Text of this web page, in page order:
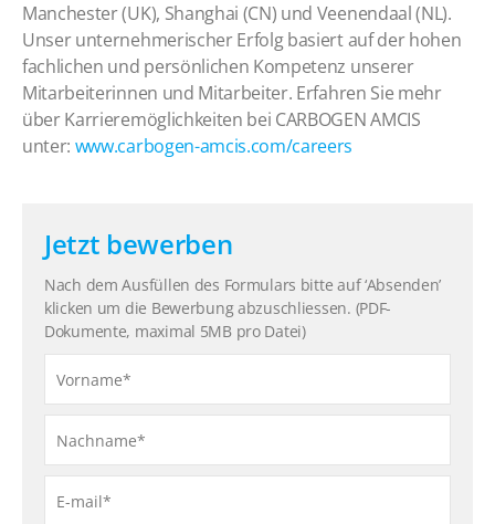
Manchester (UK), Shanghai (CN) und Veenendaal (NL).
Unser unternehmerischer Erfolg basiert auf der hohen
fachlichen und persönlichen Kompetenz unserer
Mitarbeiterinnen und Mitarbeiter. Erfahren Sie mehr
über Karrieremöglichkeiten bei CARBOGEN AMCIS
unter: www.carbogen-amcis.com/careers
Jetzt bewerben
Nach dem Ausfüllen des Formulars bitte auf ‘Absenden’
klicken um die Bewerbung abzuschliessen. (PDF-
Dokumente, maximal 5MB pro Datei)